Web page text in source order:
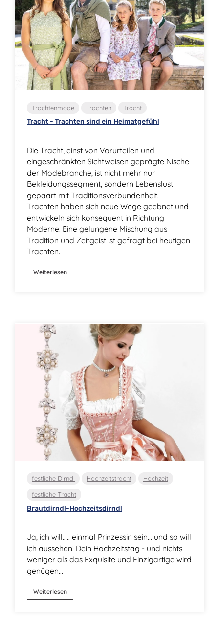
Trachtenmode Trachten Tracht
Tracht - Trachten sind ein Heimatgefühl
Die Tracht, einst von Vorurteilen und
eingeschränkten Sichtweisen geprägte Nische
der Modebranche, ist nicht mehr nur
Bekleidungssegment, sondern Lebenslust
gepaart mit Traditionsverbundenheit.
Trachten haben sich neue Wege geebnet und
entwickeln sich konsequent in Richtung
Moderne. Eine gelungene Mischung aus
Tradition und Zeitgeist ist gefragt bei heutigen
Trachten.
Weiterlesen
festliche Dirndl Hochzeitstracht Hochzeit
festliche Tracht
Brautdirndl-Hochzeitsdirndl
Ja, ich will….. einmal Prinzessin sein... und so will
ich aussehen! Dein Hochzeitstag - und nichts
weniger als das Exquisite und Einzigartige wird
genügen...
Weiterlesen